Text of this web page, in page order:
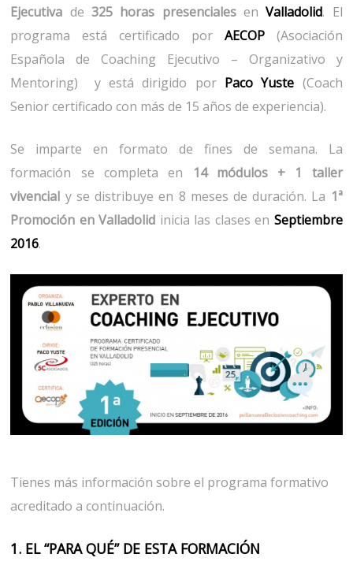
Ejecutiva de325 horas presencialesenValladolid. El
programa está certificado por AECOP(Asociación
Española de Coaching Ejecutivo – Organizativo y
Mentoring) y está dirigido por Paco Yuste (Coach
Senior certificado con más de 15 años de experiencia).
Se imparte en formato de fines de semana. La
formación se completa en
14 módulos + 1 taller
vivencial y se distribuye en 8 meses de duración. La 1ª
Promoción en Valladolid inicia las clases en Septiembre
2016.
Tienes más información sobre el programa formativo
acreditado a continuación.
1. EL “PARA QUÉ” DE ESTA FORMACIÓN